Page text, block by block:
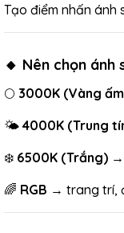
Tạo điểm nhấn ánh
🔸 Nên chọn ánh
🌕 3000K (Vàng
🌤 4000K (Trung
❄️ 6500K (Trắng) →
🌈 RGB → trang trí,